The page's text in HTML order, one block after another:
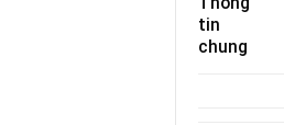
tin
chung